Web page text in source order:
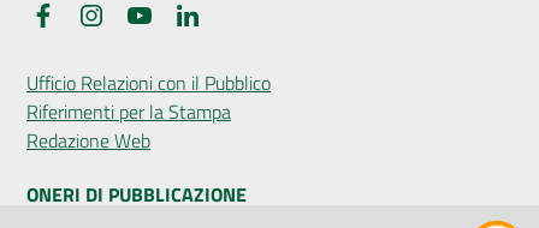
Seguici
su
FacebookInstagramYouTube
Ufficio Relazioni con il Pubblico
Riferimenti per la Stampa
Redazione Web
ONERI DI PUBBLICAZIONE